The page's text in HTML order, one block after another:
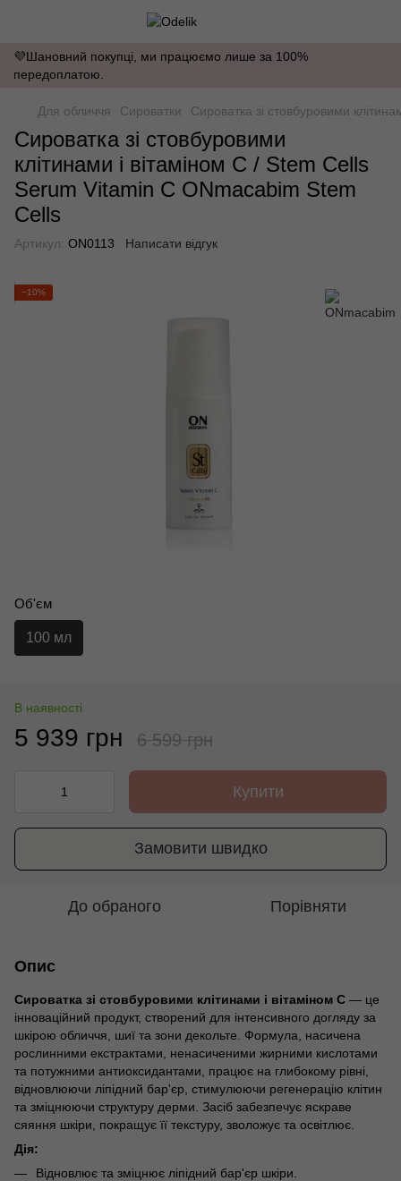
💜Шановний покупці, ми працюємо лише за 100%
передоплатою.
Для обличчя Сироватки Сироватка зі стовбуровими
Сироватка зі стовбуровими
клітинами і вітаміном С / Stem Cells
Serum Vitamin C ONmacabim Stem
Cells
Артикул: ON0113 Написати відгук
−10%
Об'єм
100 мл
В наявності
5 939 грн 6 599 грн
Купити
Замовити швидко
До обраного Порівняти
Опис
Сироватка зі стовбуровими клітинами і вітаміном С — це
інноваційний продукт, створений для інтенсивного догляду за
шкірою обличчя, шиї та зони декольте. Формула, насичена
рослинними екстрактами, ненасиченими жирними кислотами
та потужними антиоксидантами, працює на глибокому рівні,
відновлюючи ліпідний бар'єр, стимулюючи регенерацію клітин
та зміцнюючи структуру дерми. Засіб забезпечує яскраве
сяяння шкіри, покращує її текстуру, зволожує та освітлює.
Дія:
Відновлює та зміцнює ліпідний бар'єр шкіри.